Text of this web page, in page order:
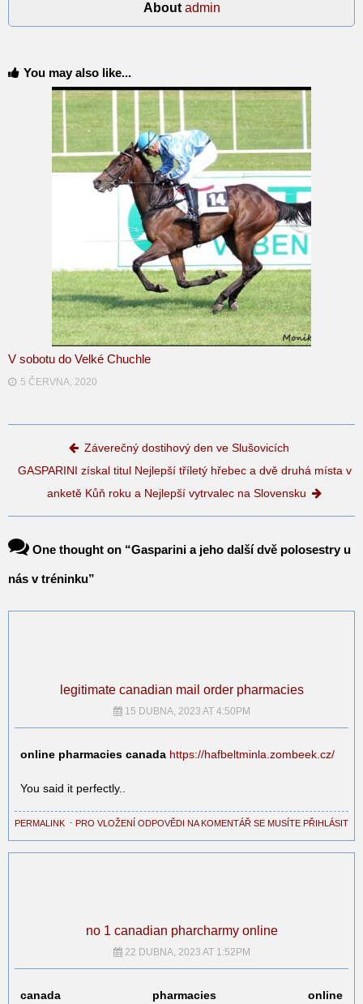
About admin
You may also like...
V sobotu do Velké Chuchle
5 ČERVNA, 2020
Post navigation
Záverečný dostihový den ve Slušovicích
GASPARINI získal titul Nejlepší tříletý hřebec a dvě druhá místa v
anketě Kůň roku a Nejlepší vytrvalec na Slovensku
One thought on “Gasparini a jeho další dvě polosestry u
nás v tréninku”
legitimate canadian mail order pharmacies
15 DUBNA, 2023 AT 4:50PM
online pharmacies canada https://hafbeltminla.zombeek.cz/
You said it perfectly..
PERMALINK ⋅ PRO VLOŽENÍ ODPOVĚDI NA KOMENTÁŘ SE MUSÍTE PŘIHLÁSIT
no 1 canadian pharcharmy online
22 DUBNA, 2023 AT 1:52PM
canada pharmacies online